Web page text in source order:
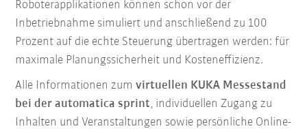
Roboterapplikationen können schon vor der
Inbetriebnahme simuliert und anschließend zu 100
Prozent auf die echte Steuerung übertragen werden: für
maximale Planungssicherheit und Kosteneffizienz.
Alle Informationen zumvirtuellen KUKA Messestand
bei der automatica sprint, individuellen Zugang zu
Inhalten und Veranstaltungen sowie persönliche Online-